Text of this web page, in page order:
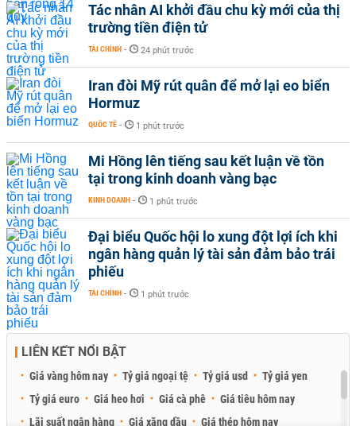
Tác nhân AI khởi đầu chu kỳ mới của thị
trường tiền điện tử
TÀI CHÍNH - 24 phút trước
Iran đòi Mỹ rút quân để mở lại eo biển
Hormuz
QUỐC TẾ - 1 phút trước
Mi Hồng lên tiếng sau kết luận về tồn
tại trong kinh doanh vàng bạc
KINH DOANH - 1 phút trước
Đại biểu Quốc hội lo xung đột lợi ích khi
ngân hàng quản lý tài sản đảm bảo trái
phiếu
TÀI CHÍNH - 1 phút trước
LIÊN KẾT NỔI BẬT
Giá vàng hôm nay Tỷ giá ngoại tệ Tỷ giá usd
Tỷ giá yen
Tỷ giá euro
Giá heo hơi Giá cà phê
Giá tiêu hôm nay
Lãi suất ngân hàng
Giá xăng dầu Giá thép hôm nay